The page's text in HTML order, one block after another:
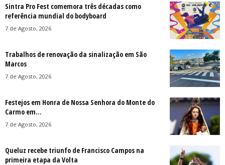
Sintra Pro Fest comemora três décadas como
referência mundial do bodyboard
7 de Agosto, 2026
Trabalhos de renovação da sinalização em São
Marcos
7 de Agosto, 2026
Festejos em Honra de Nossa Senhora do Monte do
Carmo em...
7 de Agosto, 2026
Queluz recebe triunfo de Francisco Campos na
primeira etapa da Volta